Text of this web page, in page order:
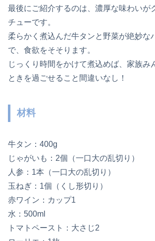
最後にご紹介するのは、濃厚な味わいが
チューです。
柔らかく煮込んだ牛タンと野菜が絶妙な
で、食欲をそそります。
じっくり時間をかけて煮込めば、家族み
ときを過ごせること間違いなし！
材料
牛タン：400g
じゃがいも：2個（一口大の乱切り）
人参：1本（一口大の乱切り）
玉ねぎ：1個（くし形切り）
赤ワイン：カップ1
水：500ml
トマトペースト：大さじ2